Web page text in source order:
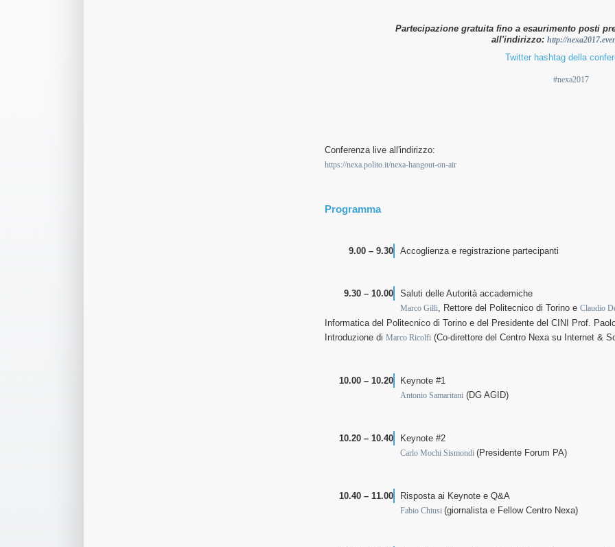
Partecipazione gratuita fino a esaurimento posti
all'indirizzo: http://
Twitter hashtag della
#nexa2017
Conferenza live all'indirizzo:
https://nexa.polito.it/nexa-hangout-on-air
Programma
9.00 – 9.30 Accoglienza e registrazione partecipanti
9.30 – 10.00 Saluti delle Autorità accademiche
Marco Gilli , Rettore del Politecnico di Torino e Claudio
Informatica del Politecnico di Torino e del Presidente del CINI Prof.
Introduzione di Marco Ricolfi (Co-direttore del Centro Nexa su Internet &
10.00 – 10.20 Keynote #1
Antonio Samaritani (DG AGID)
10.20 – 10.40 Keynote #2
Carlo Mochi Sismondi (Presidente Forum PA)
10.40 – 11.00 Risposta ai Keynote e Q&A
Fabio Chiusi (giornalista e Fellow Centro Nexa)